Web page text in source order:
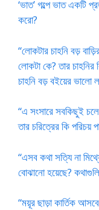
‘ভাত’ গল্পে ভাত একটি
করো?
“লোকটার চাহনি বড়
লোকটা কে? তার
চাহনি বড় বইয়ের ভালো
“এ সংসারে সবকিছুই চলে
তার চরিত্রের কি পরিচয়
“এসব কথা সত্যি না
বোঝানো হয়েছে?
“ময়ূর ছাড়া কার্তিক